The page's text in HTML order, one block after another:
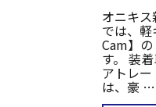
オニキ
では、
Cam】
す。 装
アトレ
は、豪 …